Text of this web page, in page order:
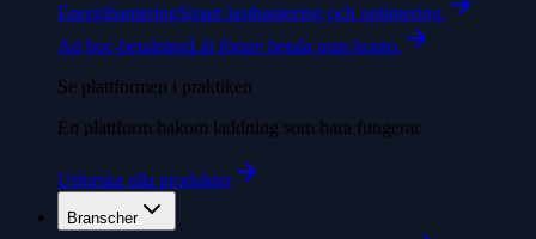
EnergihanteringSmart lasthantering och optimering.
Ad hoc-betalningLåt förare betala utan konto.
Se plattformen i praktiken
En plattform bakom laddning som bara fungerar.
Utforska alla produkter
Branscher